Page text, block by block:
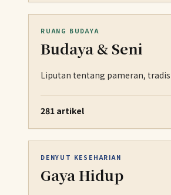
RUANG BUDAYA
Budaya & Seni
Liputan tentang pameran,
281 artikel
DENYUT KESEHARIAN
Gaya Hidup